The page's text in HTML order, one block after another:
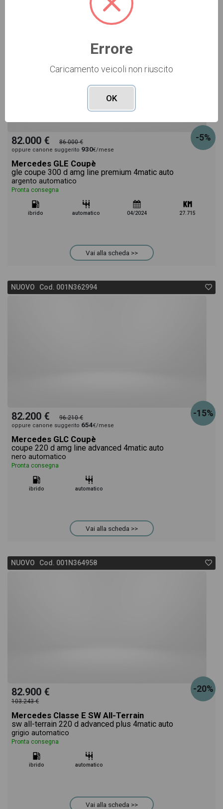
USATO Cod. 001U362182
-5%
82.000 € 86.000 €
oppure canone suggerito 930€/mese
Mercedes GLE Coupè
gle coupe 300 d amg line premium 4matic auto
argento automatico
Pronta consegna
ibrido automatico 04/2024 27.715
Vai alla scheda >>
NUOVO Cod. 001N362994
-15%
82.200 € 96.210 €
oppure canone suggerito 654€/mese
Mercedes GLC Coupè
coupe 220 d amg line advanced 4matic auto
nero automatico
Pronta consegna
ibrido automatico
Vai alla scheda >>
NUOVO Cod. 001N364958
-20%
82.900 €
103.243 €
Mercedes Classe E SW All-Terrain
sw all-terrain 220 d advanced plus 4matic auto
grigio automatico
Pronta consegna
ibrido automatico
Vai alla scheda >>
Errore
Caricamento veicoli non riuscito
OK